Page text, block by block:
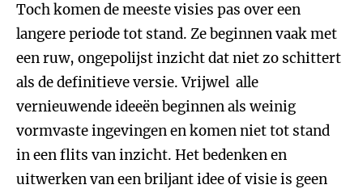
Toch komen de meeste visies pas over een
langere periode tot stand. Ze beginnen vaak met
een ruw, ongepolijst inzicht dat niet zo schittert
als de definitieve versie. Vrijwel alle
vernieuwende ideeën beginnen als weinig
vormvaste ingevingen en komen niet tot stand
in een flits van inzicht. Het bedenken en
uitwerken van een briljant idee of visie is geen